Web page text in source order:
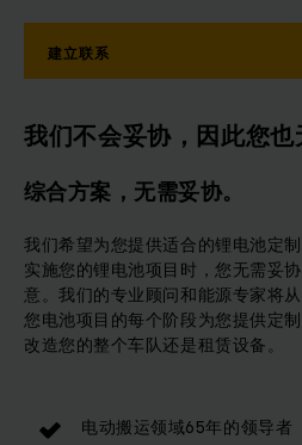
建立联系
我们不会妥协，因此您也
综合方案，无需妥协。
我们希望为您提供适合的锂电池定
实施您的锂电池项目时，您无需妥
意。我们的专业顾问和能源专家将
您电池项目的每个阶段为您提供定
改造您的整个车队还是租赁设备。
电动搬运领域65年的领导者